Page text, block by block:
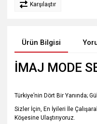
Karşılaştır
Ürün Bilgisi
İMAJ MODE
Türkiye’nin Dört Bir Yanında;
Sizler İçin, En İyileri İle
Köşesine Ulaştırıyoruz.